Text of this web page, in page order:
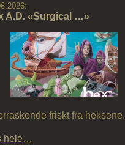
A.D. «Surgical …»
friskt fra heksene.
hele…